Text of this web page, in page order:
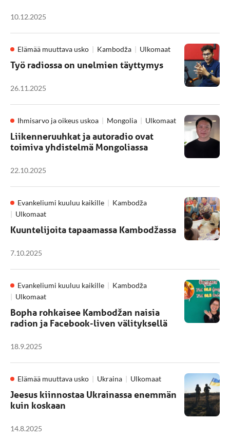
10.12.2025
Elämää muuttava usko Kambodža Ulkomaat
Työ radiossa on unelmien täyttymys
26.11.2025
Ihmisarvo ja oikeus uskoa Mongolia Ulkomaat
Liikenneruuhkat ja autoradio ovat
toimiva yhdistelmä Mongoliassa
22.10.2025
Evankeliumi kuuluu kaikille
Kambodža
Ulkomaat
Kuuntelijoita tapaamassa Kambodžassa
7.10.2025
Evankeliumi kuuluu kaikille
Kambodža
Ulkomaat
Bopha rohkaisee Kambodžan naisia
radion ja Facebook-liven välityksellä
18.9.2025
Elämää muuttava usko Ukraina Ulkomaat
Jeesus kiinnostaa Ukrainassa enemmän
kuin koskaan
14.8.2025